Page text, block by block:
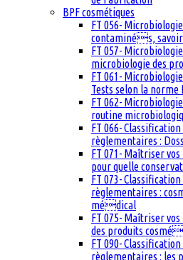
BPF cosmétiques
FT 056-
contaminés,
FT 057-
microbiologie des
FT 061-
Tests selon la norme
FT 062-
routine
FT 066-
règlementaires :
FT 071- Maîtriser
pour quelle
FT 073-
règlementaires :
médical
FT 075- Maîtriser
des produits
FT 090-
règlementaires : les